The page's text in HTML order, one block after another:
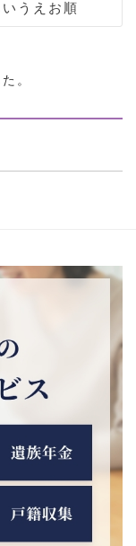
。